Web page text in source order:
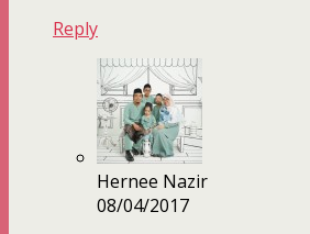
Reply
Hernee Nazir
08/04/2017